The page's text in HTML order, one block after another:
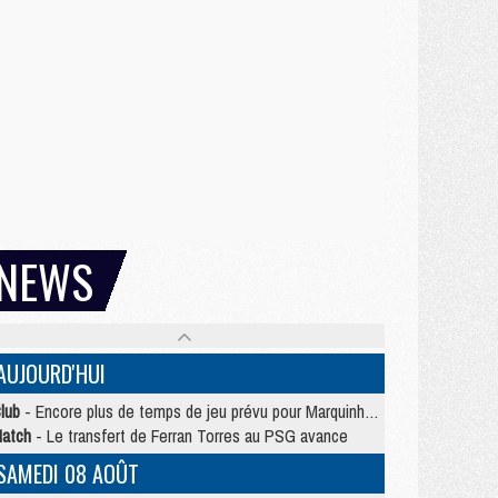
- Encore plus de temps de jeu prévu pour Marquinhos et les Portugais en Supercoupe
- Le transfert de Ferran Torres au PSG avance
08 AOÛT